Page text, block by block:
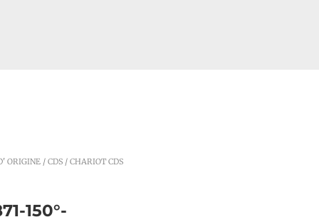
ORIGINE / CDS / CHARIOT CDS
150°-